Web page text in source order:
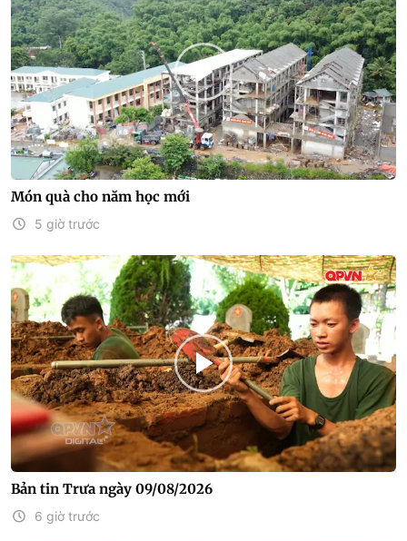
Món quà cho năm học mới
5 giờ trước
Bản tin Trưa ngày 09/08/2026
6 giờ trước